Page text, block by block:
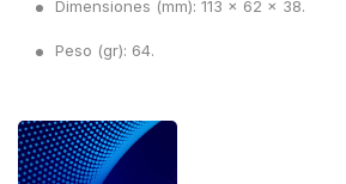
Dimensiones (mm): 113 x 62 x 38.
Peso (gr): 64.